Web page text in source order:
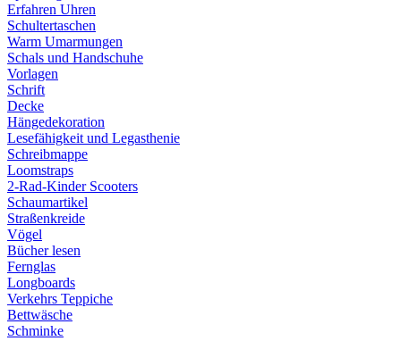
Erfahren Uhren
Schultertaschen
Warm Umarmungen
Schals und Handschuhe
Vorlagen
Schrift
Decke
Hängedekoration
Lesefähigkeit und Legasthenie
Schreibmappe
Loomstraps
2-Rad-Kinder Scooters
Schaumartikel
Straßenkreide
Vögel
Bücher lesen
Fernglas
Longboards
Verkehrs Teppiche
Bettwäsche
Schminke